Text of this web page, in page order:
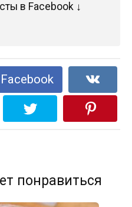
в Facebook ↓
понравиться